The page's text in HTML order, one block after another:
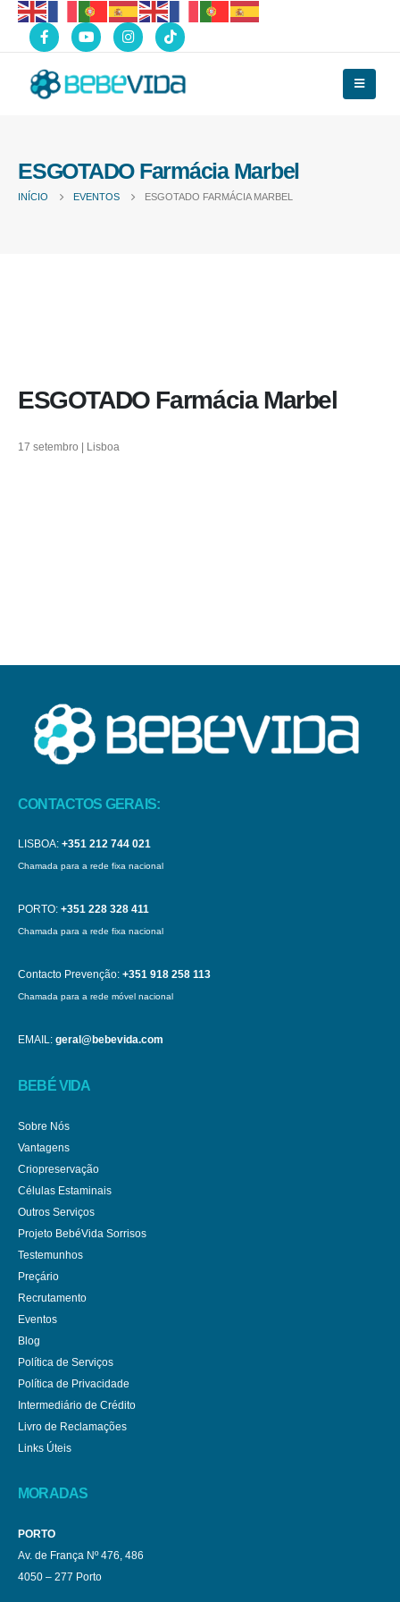
ESGOTADO Farmácia Marbel
INÍCIO EVENTOS ESGOTADO FARMÁCIA MARBEL
ESGOTADO Farmácia Marbel
17 setembro | Lisboa
CONTACTOS GERAIS:
LISBOA: +351 212 744 021
Chamada para a rede fixa nacional
PORTO: +351 228 328 411
Chamada para a rede fixa nacional
Contacto Prevenção: +351 918 258 113
Chamada para a rede móvel nacional
EMAIL: geral@bebevida.com
BEBÉ VIDA
Sobre Nós
Vantagens
Criopreservação
Células Estaminais
Outros Serviços
Projeto BebéVida Sorrisos
Testemunhos
Preçário
Recrutamento
Eventos
Blog
Política de Serviços
Política de Privacidade
Intermediário de Crédito
Livro de Reclamações
Links Úteis
MORADAS
PORTO
Av. de França Nº 476, 486
4050 – 277 Porto